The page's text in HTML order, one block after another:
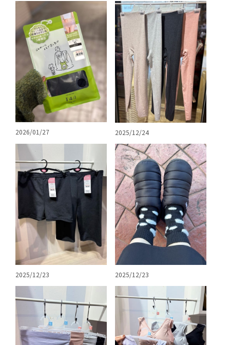
2026/01/27 2025/12/24
2025/12/23 2025/12/23